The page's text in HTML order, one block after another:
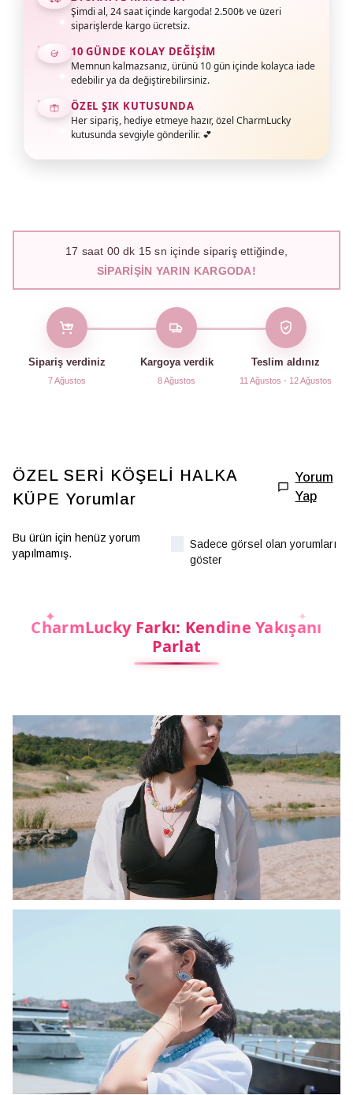
Şimdi al, 24 saat içinde kargoda! 2.500₺ ve üzeri
siparişlerde kargo ücretsiz.
10 GÜNDE KOLAY DEĞIŞIM
Memnun kalmazsanız, ürünü 10 gün içinde kolayca iade
edebilir ya da değiştirebilirsiniz.
ÖZEL ŞIK KUTUSUNDA
Her sipariş, hediye etmeye hazır, özel CharmLucky
kutusunda sevgiyle gönderilir. 💕
17 saat 00dk 14 sn içinde sipariş ettiğinde,
SIPARIŞIN YARIN KARGODA!
Sipariş verdiniz
7 Ağustos
Kargoya verdik
8 Ağustos
Teslim aldınız
11 Ağustos - 12 Ağustos
ÖZEL SERİ KÖŞELİ HALKA
KÜPE Yorumlar
Yorum
Yap
Bu ürün için henüz yorum
yapılmamış.
Sadece görsel olan yorumları
göster
CharmLucky Farkı: Kendine Yakışanı
Parlat